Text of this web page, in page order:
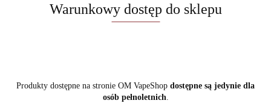
Warunkowy dostęp do sklepu
Produkty dostępne na stronie OM VapeShop dostępne są jedynie dla
osób pełnoletnich